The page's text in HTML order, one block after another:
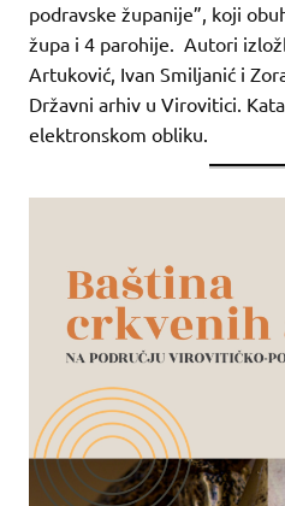
podravske županije”, koji
župa i 4 parohije. Autori
Artuković, Ivan Smiljanić i
Državni arhiv u Virovitici.
elektronskom obliku.